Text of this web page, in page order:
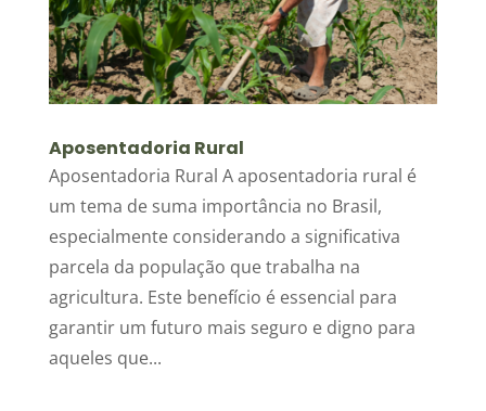
Aposentadoria Rural
Aposentadoria Rural A aposentadoria rural é
um tema de suma importância no Brasil,
especialmente considerando a significativa
parcela da população que trabalha na
agricultura. Este benefício é essencial para
garantir um futuro mais seguro e digno para
aqueles que...